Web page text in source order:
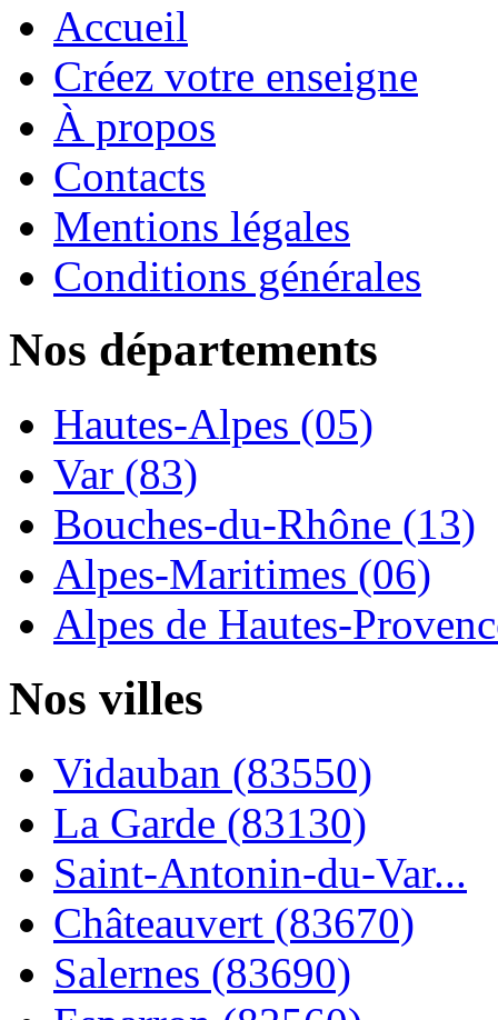
Accueil
Créez votre enseigne
À propos
Contacts
Mentions légales
Conditions générales
Nos départements
Hautes-Alpes (05)
Var (83)
Bouches-du-Rhône (13)
Alpes-Maritimes (06)
Alpes de Hautes-
Nos villes
Vidauban (83550)
La Garde (83130)
Saint-Antonin-du-Var...
Châteauvert (83670)
Salernes (83690)